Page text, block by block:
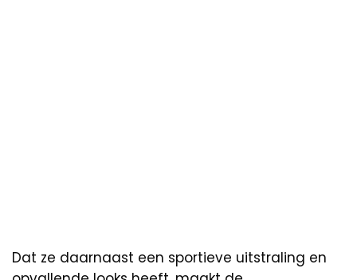
Dat ze daarnaast een sportieve uitstraling en